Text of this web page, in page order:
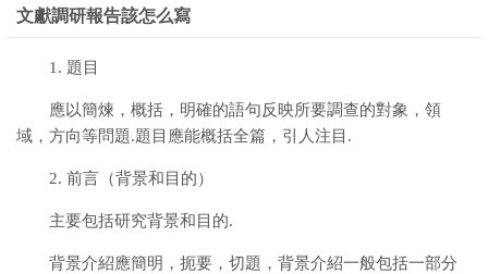
文獻調研報告該怎么寫
1. 題目
應以簡煉，概括，明確的語句反映所要調查的對象，領
域，方向等問題.題目應能概括全篇，引人注目.
2. 前言（背景和目的）
主要包括研究背景和目的.
背景介紹應簡明，扼要，切題，背景介紹一般包括一部分